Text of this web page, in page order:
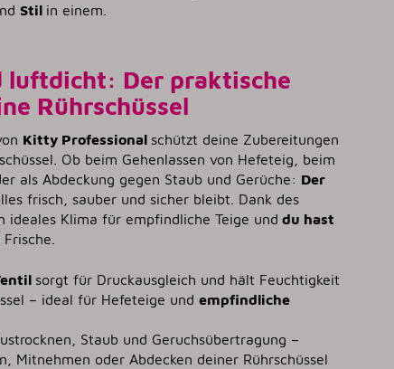
Stil in einem.
luftdicht: Der praktische
Rührschüssel
Kitty Professional schützt deine Zubereitungen
Ob beim Gehenlassen von Hefeteig, beim
als Abdeckung gegen Staub und Gerüche: Der
frisch, sauber und sicher bleibt. Dank des
Klima für empfindliche Teige und du hast
sorgt für Druckausgleich und hält Feuchtigkeit
– ideal für Hefeteige und empfindliche
Staub und Geruchsübertragung –
Mitnehmen oder Abdecken deiner Rührschüssel